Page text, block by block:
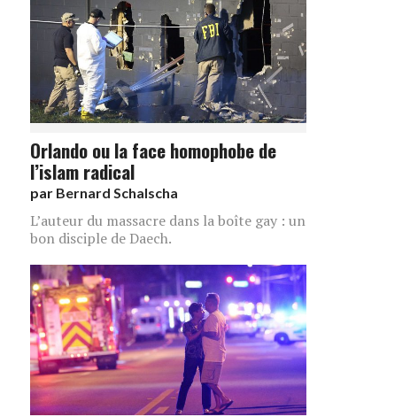
Orlando ou la face homophobe de
l’islam radical
par Bernard Schalscha
L’auteur du massacre dans la boîte gay : un
bon disciple de Daech.